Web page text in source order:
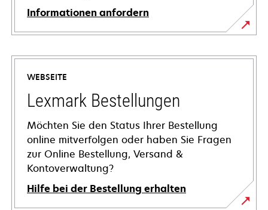
Informationen anfordern
WEBSEITE
Lexmark Bestellungen
Möchten Sie den Status Ihrer Bestellung
online mitverfolgen oder haben Sie Fragen
zur Online Bestellung, Versand &
Kontoverwaltung?
Hilfe bei der Bestellung erhalten